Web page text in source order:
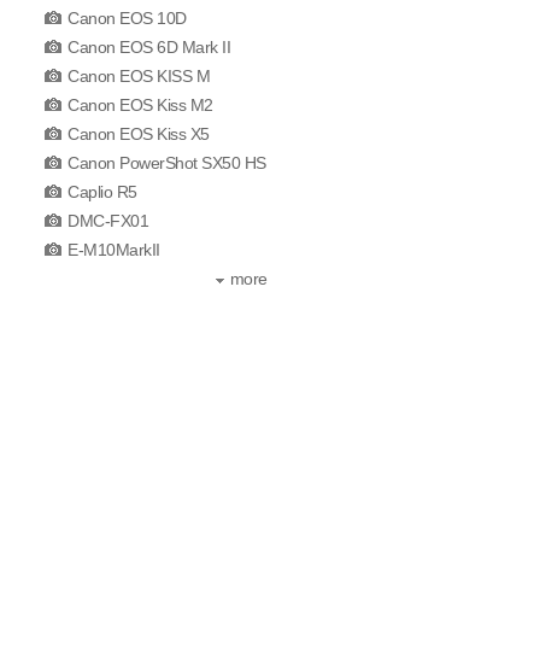
Canon EOS 10D
Canon EOS 6D Mark II
Canon EOS KISS M
Canon EOS Kiss M2
Canon EOS Kiss X5
Canon PowerShot SX50 HS
Caplio R5
DMC-FX01
E-M10MarkII
more